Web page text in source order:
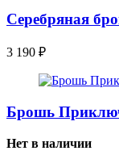
Серебряная
3 190 ₽
Брошь
Нет в наличии